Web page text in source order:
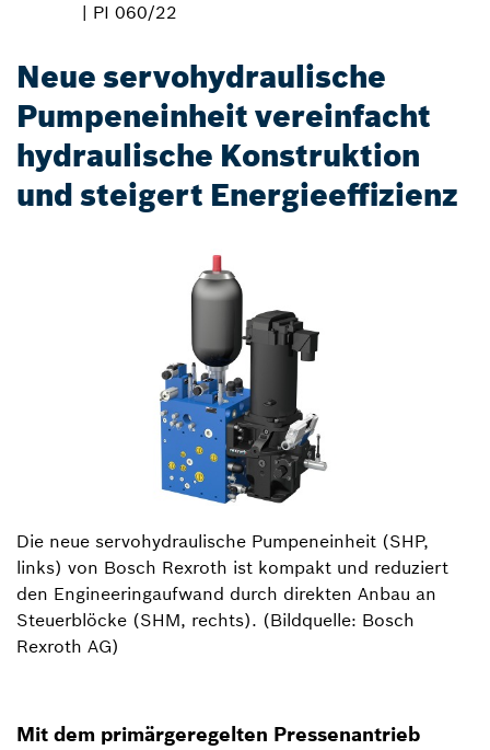
| PI 060/22
Neue servohydraulische
Pumpeneinheit vereinfacht
hydraulische Konstruktion
und steigert Energieeffizienz
Die neue servohydraulische Pumpeneinheit (SHP,
links) von Bosch Rexroth ist kompakt und reduziert
den Engineeringaufwand durch direkten Anbau an
Steuerblöcke (SHM, rechts). (Bildquelle: Bosch
Rexroth AG)
Mit dem primärgeregelten Pressenantrieb